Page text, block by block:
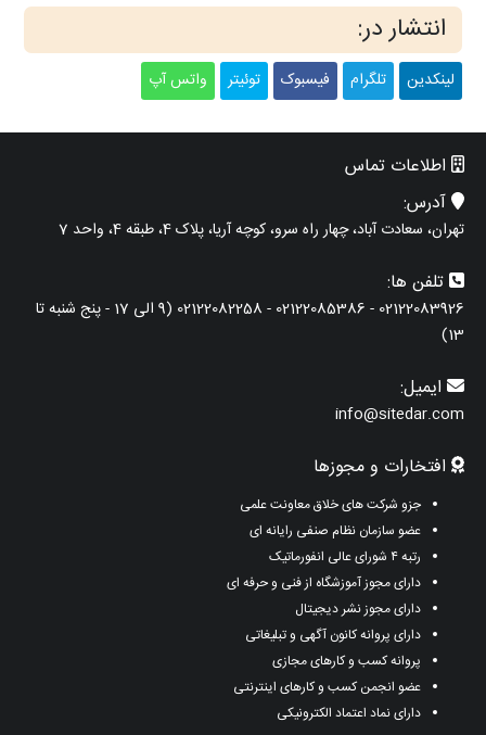
انتشار در:
لینکدین تلگرام فیسبوک توئیتر واتس آپ
اطلاعات تماس
آدرس:
تهران، سعادت آباد، چهار راه سرو، کوچه آریا، پلاک 4، طبقه 4، واحد 7
تلفن ها:
02122083926 - 02122085386 - 02122082258 (9 الی 17 - پنج شنبه تا
13)
ایمیل:
info@sitedar.com
افتخارات و مجوزها
جزو شرکت های خلاق معاونت علمی
عضو سازمان نظام صنفی رایانه ای
رتبه ۴ شورای عالی انفورماتیک
دارای مجوز آموزشگاه از فنی و حرفه ای
دارای مجوز نشر دیجیتال
دارای پروانه کانون آگهی و تبلیغاتی
پروانه کسب و کارهای مجازی
عضو انجمن کسب و کارهای اینترنتی
دارای نماد اعتماد الکترونیکی